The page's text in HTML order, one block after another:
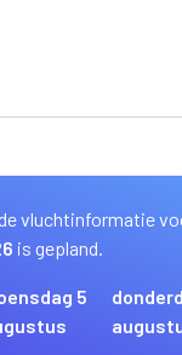
vluchtinformatie
is gepland.
5